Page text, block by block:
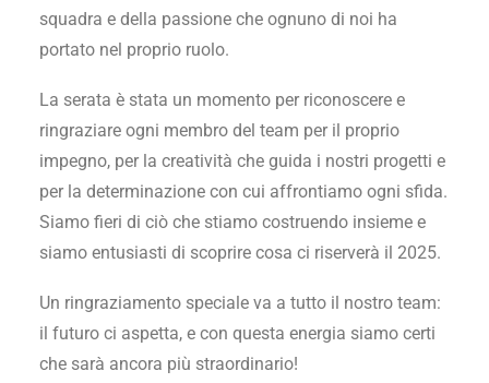
squadra e della passione che ognuno di noi ha
portato nel proprio ruolo.
La serata è stata un momento per riconoscere e
ringraziare ogni membro del team per il proprio
impegno, per la creatività che guida i nostri progetti e
per la determinazione con cui affrontiamo ogni sfida.
Siamo fieri di ciò che stiamo costruendo insieme e
siamo entusiasti di scoprire cosa ci riserverà il 2025.
Un ringraziamento speciale va a tutto il nostro team:
il futuro ci aspetta, e con questa energia siamo certi
che sarà ancora più straordinario!